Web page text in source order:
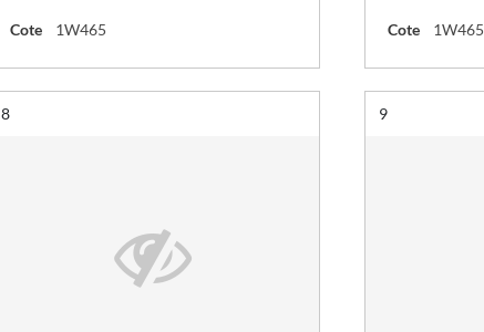
Cote 1W465 Cote 1W465
Résultat n°
8 Résultat n°
9